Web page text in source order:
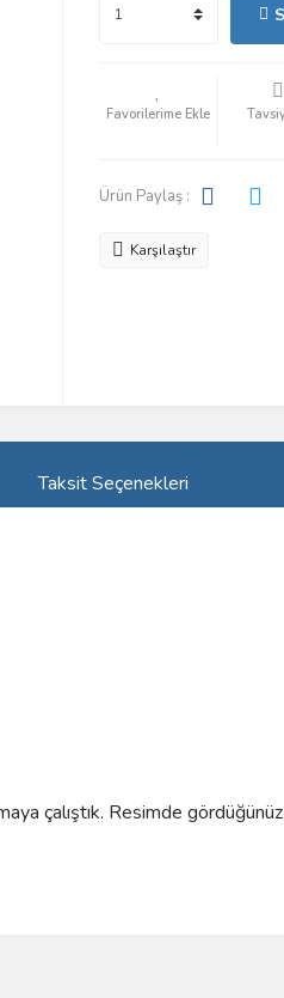
Ürün Paylaş :
Karşılaştır
Taksit Seçenekleri
çalıştık. Resimde